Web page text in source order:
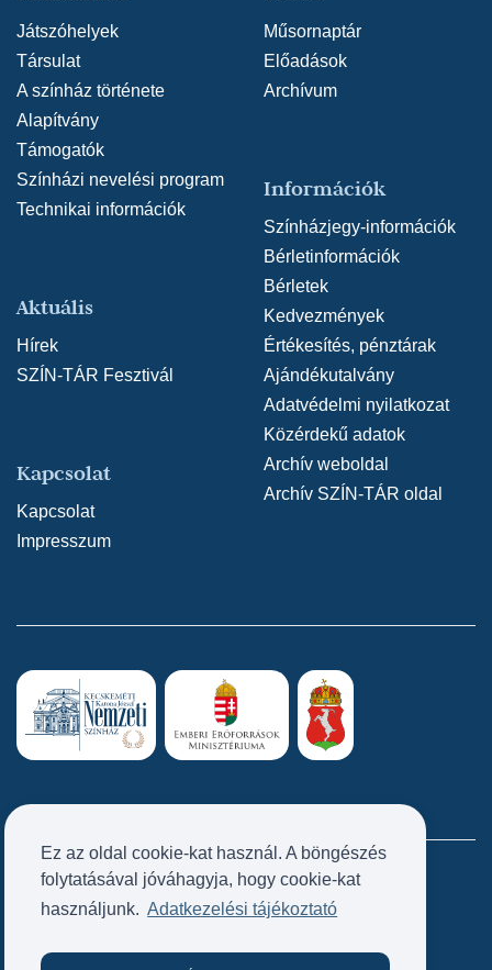
Ez az oldal cookie-kat használ. A böngészés
folytatásával jóváhagyja, hogy cookie-kat
használjunk. Adatkezelési tájékoztató
Játszóhelyek
Társulat
A színház története
Alapítvány
Támogatók
Színházi nevelési program
Technikai információk
Műsornaptár
Előadások
Archívum
Aktuális
Hírek
SZÍN-TÁR Fesztivál
Információk
Színházjegy-információk
Bérletinformációk
Bérletek
Kedvezmények
Értékesítés, pénztárak
Ajándékutalvány
Adatvédelmi nyilatkozat
Közérdekű adatok
Archív weboldal
Archív SZÍN-TÁR oldal
Kapcsolat
Kapcsolat
Impresszum
Próbatábla